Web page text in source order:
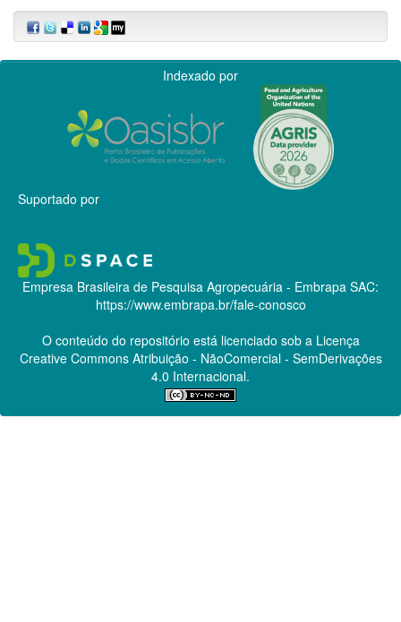
Indexado por
Suportado por
Empresa Brasileira de Pesquisa Agropecuária - Embrapa SAC:
https://www.embrapa.br/fale-conosco
O conteúdo do repositório está licenciado sob a Licença
Creative CommonsAtribuição - NãoComercial - SemDerivações
4.0 Internacional.